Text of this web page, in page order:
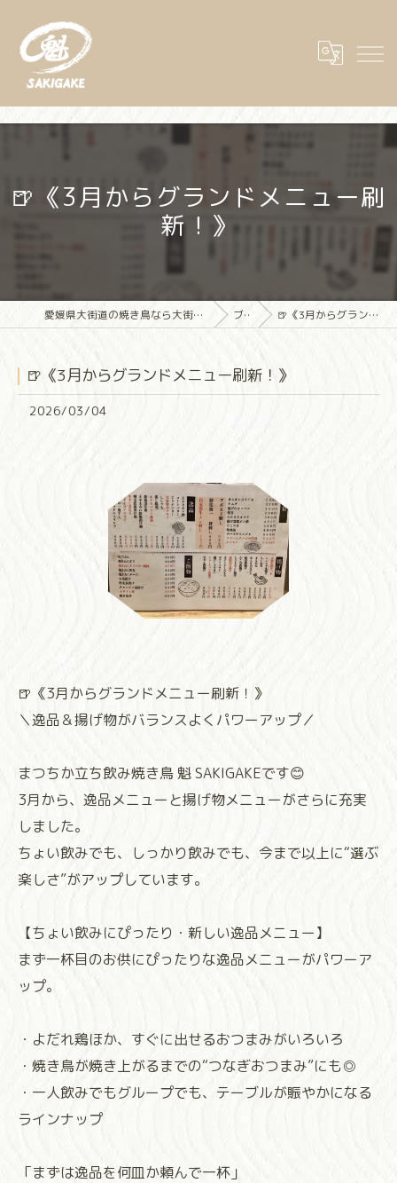
🍺《3月からグランドメニュー刷
新！》
愛媛県大街道の焼き鳥なら大街道立ち飲み焼き鳥 魁(さきがけ) ブログ 🍺《3月からグランドメニュー刷新！》
🍺《3月からグランドメニュー刷新！》
2026/03/04
🍺《3月からグランドメニュー刷新！》
＼逸品＆揚げ物がバランスよくパワーアップ／
まつちか立ち飲み焼き鳥 魁 SAKIGAKEです😊
3月から、逸品メニューと揚げ物メニューがさらに充実
しました。
ちょい飲みでも、しっかり飲みでも、今まで以上に“選ぶ
楽しさ”がアップしています。
【ちょい飲みにぴったり・新しい逸品メニュー】
まず一杯目のお供にぴったりな逸品メニューがパワーア
ップ。
・よだれ鶏ほか、すぐに出せるおつまみがいろいろ
・焼き鳥が焼き上がるまでの“つなぎおつまみ”にも◎
・一人飲みでもグループでも、テーブルが賑やかになる
ラインナップ
「まずは逸品を何皿か頼んで一杯」